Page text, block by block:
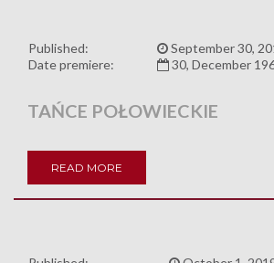
Published:
September 30,
Date premiere:
30, December
TAŃCE POŁOWIECKIE
READ MORE